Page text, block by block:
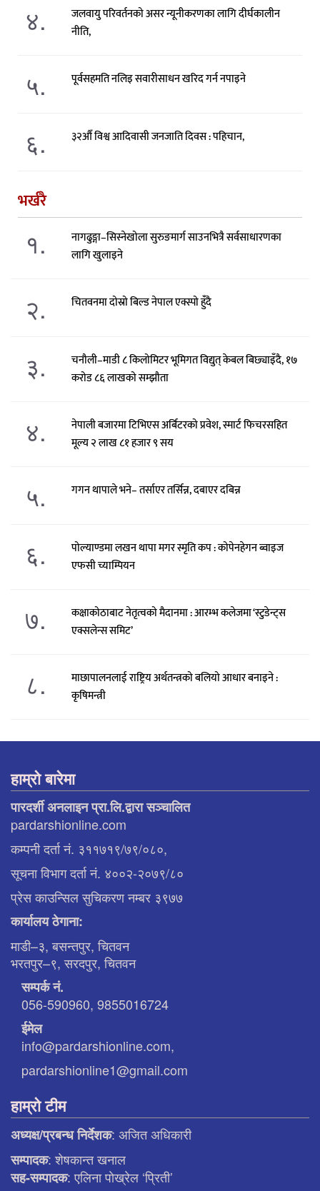
४.
जलवायु परिवर्तनको असर न्यूनीकरणका लागि दीर्घकालीन
नीति,
५. पूर्वसहमति नलिइ सवारीसाधन खरिद गर्न नपाइने
६. ३२औँ विश्व आदिवासी जनजाति दिवस : पहिचान,
भर्खरै
१.
नागढुङ्गा–सिस्नेखोला सुरुङमार्ग साउनभित्रै सर्वसाधारणका
लागि खुलाइने
२. चितवनमा दोस्रो बिल्ड नेपाल एक्स्पो हुंँदै
३.
चनौली–माडी ८ किलोमिटर भूमिगत विद्युत् केबल बिछ्याइँदै, १७
करोड ८६ लाखको सम्झौता
४.
नेपाली बजारमा टिभिएस अर्बिटरको प्रवेश, स्मार्ट फिचरसहित
मूल्य २ लाख ८१ हजार ९ सय
५. गगन थापाले भने– तर्साएर तर्सिन्न, दबाएर दबिन्न
६.
पोल्याण्डमा लखन थापा मगर स्मृति कप : कोपेनहेगन ब्वाइज
एफसी च्याम्पियन
७.
कक्षाकोठाबाट नेतृत्वको मैदानमा : आरम्भ कलेजमा ‘स्टुडेन्ट्स
एक्सलेन्स समिट’
८.
माछापालनलाई राष्ट्रिय अर्थतन्त्रको बलियो आधार बनाइने :
कृषिमन्त्री
हाम्रो बारेमा
पारदर्शी अनलाइन प्रा.लि.द्वारा सञ्चालित
pardarshionline.com
कम्पनी दर्ता नं. ३११७१९/७९/०८०,
सूचना विभाग दर्ता नं. ४००२-२०७९/८०
प्रेस काउन्सिल सुचिकरण नम्बर ३९७७
कार्यालय ठेगाना:
माडी–३, बसन्तपुर, चितवन
भरतपुर–९, सरदपुर, चितवन
सम्पर्क नं.
056-590960, 9855016724
ईमेल
info@pardarshionline.com,
pardarshionline1@gmail.com
हाम्रो टीम
अध्यक्ष/प्रबन्ध निर्देशक: अजित अधिकारी
सम्पादक: शेषकान्त खनाल
सह-सम्पादक: एलिना पाेख्रेल ‘प्रिती’